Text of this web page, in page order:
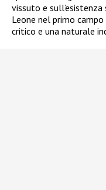
vissuto e
Leone nel primo
critico e una naturale